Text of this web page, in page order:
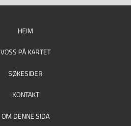
HEIM
VOSS PÅ KARTET
SØKESIDER
KONTAKT
OM DENNE SIDA